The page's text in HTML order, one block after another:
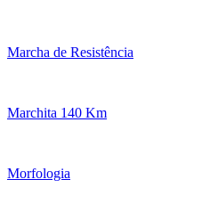
Marcha de Resistência
Marchita 140 Km
Morfologia